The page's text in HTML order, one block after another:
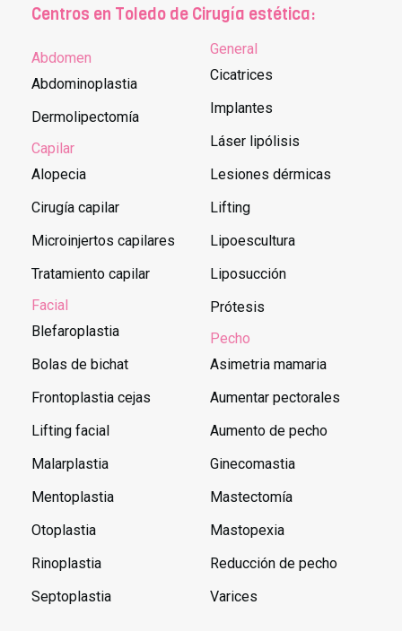
Centros en Toledo de Cirugía estética:
Abdomen
Abdominoplastia
Dermolipectomía
Capilar
Alopecia
Cirugía capilar
Microinjertos capilares
Tratamiento capilar
Facial
Blefaroplastia
Bolas de bichat
Frontoplastia cejas
Lifting facial
Malarplastia
Mentoplastia
Otoplastia
Rinoplastia
Septoplastia
General
Cicatrices
Implantes
Láser lipólisis
Lesiones dérmicas
Lifting
Lipoescultura
Liposucción
Prótesis
Pecho
Asimetria mamaria
Aumentar pectorales
Aumento de pecho
Ginecomastia
Mastectomía
Mastopexia
Reducción de pecho
Varices